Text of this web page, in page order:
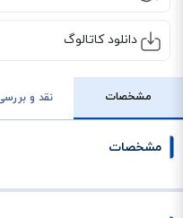
دانلود کاتالوگ
مشخصات نقد و بررسی
مشخصات